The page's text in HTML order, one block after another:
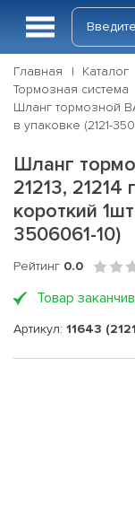
Главная Каталог
Тормозная система
Шланг тормозной
в упаковке (2121-
Шланг
21213, 21214
короткий
3506061-10)
Рейтинг 0.0
Товар
Артикул: 11643 (2121-